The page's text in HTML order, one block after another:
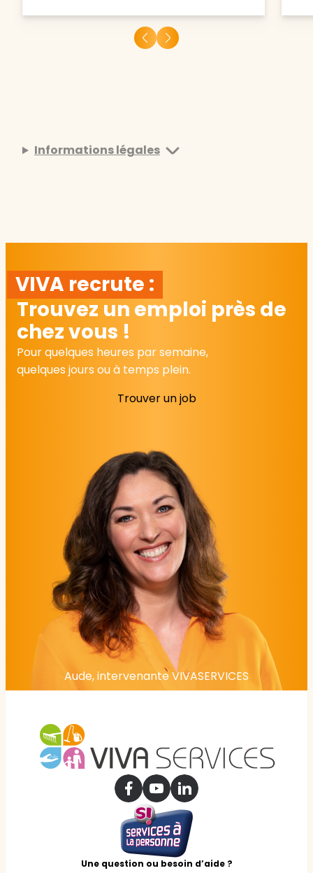
Informations légales
VIVA recrute :
Trouvez un emploi près de
chez vous !
Pour quelques heures par semaine,
quelques jours ou à temps plein.
Trouver un job
Aude, intervenante VIVASERVICES
Une question ou besoin d’aide ?